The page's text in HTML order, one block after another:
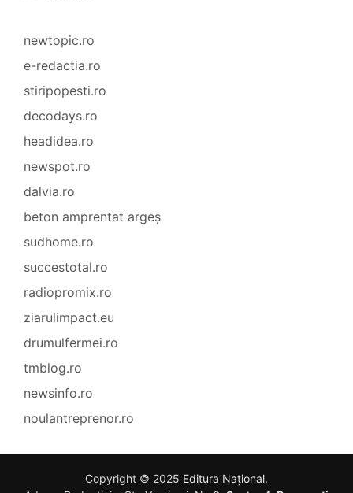
newtopic.ro
e-redactia.ro
stiripopesti.ro
decodays.ro
headidea.ro
newspot.ro
dalvia.ro
beton amprentat argeș
sudhome.ro
succestotal.ro
radiopromix.ro
ziarulimpact.eu
drumulfermei.ro
tmblog.ro
newsinfo.ro
noulantreprenor.ro
Copyright © 2025 Editura Național.